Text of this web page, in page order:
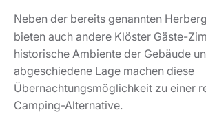
Neben der bereits genannten
bieten auch andere Klöster Gäste-
historische Ambiente der Gebäude
abgeschiedene Lage machen diese
Übernachtungsmöglichkeit zu einer
Camping-Alternative.